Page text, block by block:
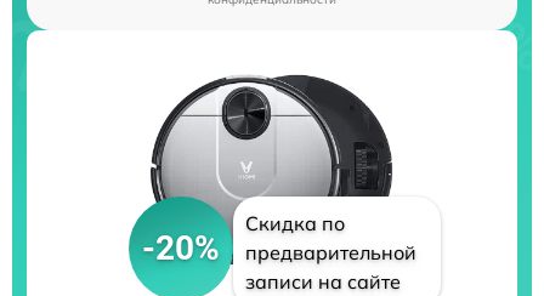
-20%
Скидка по
предварительной
записи на сайте